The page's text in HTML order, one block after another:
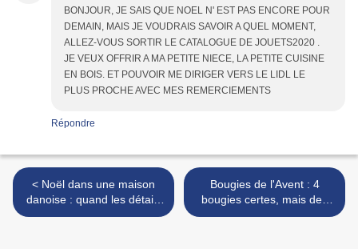
BONJOUR, JE SAIS QUE NOEL N' EST PAS ENCORE POUR
DEMAIN, MAIS JE VOUDRAIS SAVOIR A QUEL MOMENT,
ALLEZ-VOUS SORTIR LE CATALOGUE DE JOUETS2020 .
JE VEUX OFFRIR A MA PETITE NIECE, LA PETITE CUISINE
EN BOIS. ET POUVOIR ME DIRIGER VERS LE LIDL LE
PLUS PROCHE AVEC MES REMERCIEMENTS
Répondre
< Noël dans une maison
danoise : quand les détails
m'importent plus que le lieu
Bougies de l'Avent : 4
bougies certes, mais des
leds aussi ! >